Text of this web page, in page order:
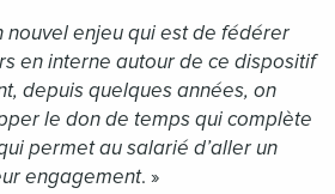
nouvel enjeu qui est de fédérer
en interne autour de ce dispositif
depuis quelques années, on
le don de temps qui complète
permet au salarié d’aller un
engagement. »